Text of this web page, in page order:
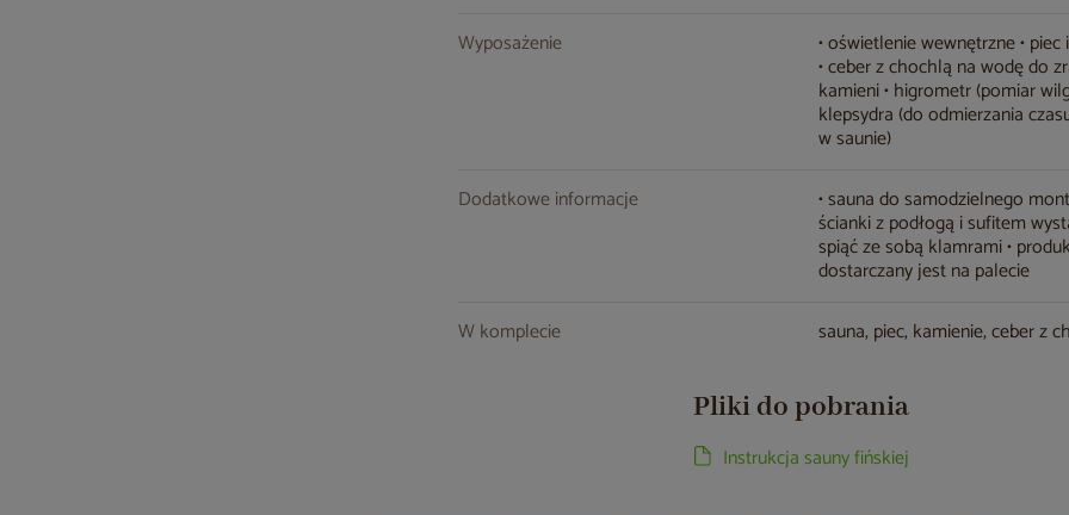
Wyposażenie
• oświetlenie wewnętrzne •
• ceber z chochlą na wodę do
kamieni • higrometr (pomiar
klepsydra (do odmierzania
w saunie)
Dodatkowe informacje
• sauna do samodzielnego
ścianki z podłogą i sufitem
spiąć ze sobą klamrami •
dostarczany jest na palecie
W komplecie
sauna, piec, kamienie, ceber z
Pliki do pobrania
Instrukcja sauny fińskiej